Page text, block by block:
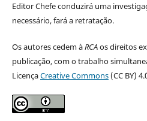
Editor Chefe conduzirá uma
necessário, fará a retratação.
Os autores cedem àRCAos direitos
publicação, com o trabalho
LicençaCreative Commons(CC BY)